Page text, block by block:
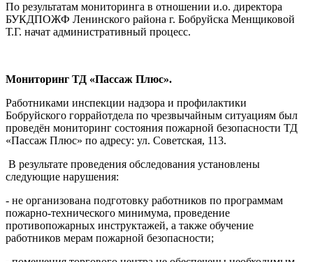
По результатам мониторинга в отношении и.о. директора
БУКДПОЖФ Ленинского района г. Бобруйска Менщиковой
Т.Г. начат административный процесс.
Мониторинг ТД «Пассаж Плюс».
Работниками инспекции надзора и профилактики
Бобруйского горрайотдела по чрезвычайным ситуациям был
проведён мониторинг состояния пожарной безопасности ТД
«Пассаж Плюс» по адресу: ул. Советская, 113.
В результате проведения обследования установлены
следующие нарушения:
- не организована подготовку работников по программам
пожарно-технического минимума, проведение
противопожарных инструктажей, а также обучение
работников мерам пожарной безопасности;